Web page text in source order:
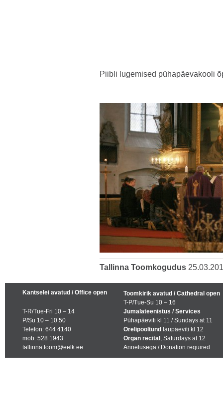
Piibli lugemised pühapäevakooli
Tallinna Toomkogudus
Kantselei avatud / Office open
T-R/Tue-Fri 10 – 14
P/Su 10 – 10.50
Telefon: 644 4140
mob: 528 1943
tallinna.toom@eelk.ee
Toomkirik avatud / Cathedral open
T-P/Tue-Su 10 – 16
Jumalateenistus / Services
Pühapäeviti kl 11 / Sundays at 11
Orelipooltund laupäeviti kl 12
Organ recital , Saturdays at 12
Annetusega / Donation required